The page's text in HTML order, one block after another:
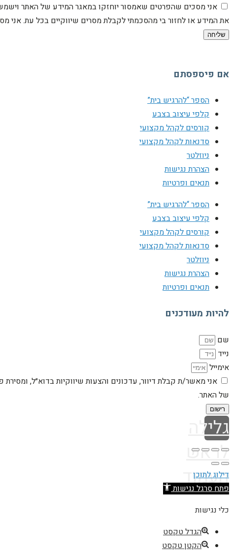
אני מסכים שהפרטים שאמסור יוחזקו במאגר המידע של האתר
את המידע או לחזור בי מהסכמתי לקבלת מסרים שיווקיים בכל עת.
שליחה
אם פיספסתם
הספר “להרגיש בית”
קלפי עיצוב בצבע
קורסים לקהל מקצועי
סדנאות לקהל מקצועי
ניוזלטר
הצהרת נגישות
תנאים ופרטיות
הספר “להרגיש בית”
קלפי עיצוב בצבע
קורסים לקהל מקצועי
סדנאות לקהל מקצועי
ניוזלטר
הצהרת נגישות
תנאים ופרטיות
להיות מעודכנים
שם
נייד
אימייל
אני מאשר/ת קבלת דיוור, עדכונים והצעות שיווקיות בדוא״ל,
של האתר.
רישום
גלילה
לראש
העמוד
דילוג לתוכן
פתח סרגל נגישות
כלי נגישות
הגדל טקסט
הקטן טקסט